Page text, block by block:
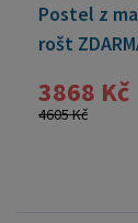
Postel z
rošt
3868 Kč
4605 Kč